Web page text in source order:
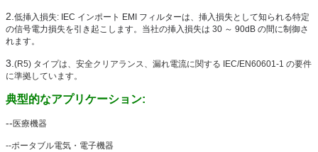
2. 低挿入損失: IEC インポート EMI フィルターは、挿入損失として知られる特定
の信号電力損失を引き起こします。当社の挿入損失は 30 ～ 90dB の間に制御さ
れます。
3. (R5) タイプは、安全クリアランス、漏れ電流に関する IEC/EN60601-1 の要件
に準拠しています。
典型的なアプリケーション:
--医療機器
--ポータブル電気・電子機器